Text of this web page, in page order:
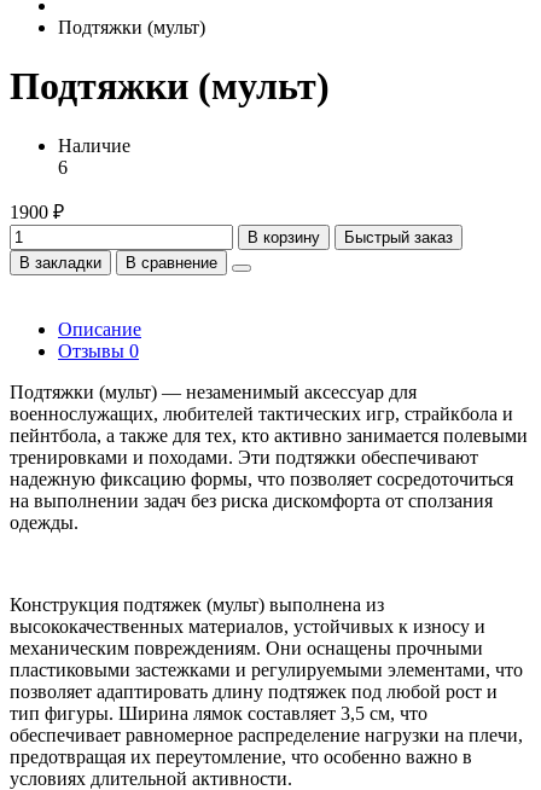
Подтяжки (мульт)
Подтяжки (мульт)
Наличие
6
1900 ₽
В корзину
Быстрый заказ
В закладки
В сравнение
Описание
Отзывы 0
Подтяжки (мульт) — незаменимый аксессуар для
военнослужащих, любителей тактических игр, страйкбола и
пейнтбола, а также для тех, кто активно занимается полевыми
тренировками и походами. Эти подтяжки обеспечивают
надежную фиксацию формы, что позволяет сосредоточиться
на выполнении задач без риска дискомфорта от сползания
одежды.
Конструкция подтяжек (мульт) выполнена из
высококачественных материалов, устойчивых к износу и
механическим повреждениям. Они оснащены прочными
пластиковыми застежками и регулируемыми элементами, что
позволяет адаптировать длину подтяжек под любой рост и
тип фигуры. Ширина лямок составляет 3,5 см, что
обеспечивает равномерное распределение нагрузки на плечи,
предотвращая их переутомление, что особенно важно в
условиях длительной активности.